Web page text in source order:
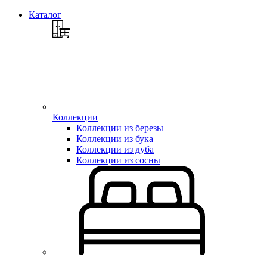
Каталог
Коллекции
Коллекции из березы
Коллекции из бука
Коллекции из дуба
Коллекции из сосны